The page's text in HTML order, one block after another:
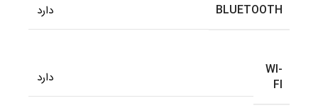
BLUETOOTH دارد
WI-
FI
دارد